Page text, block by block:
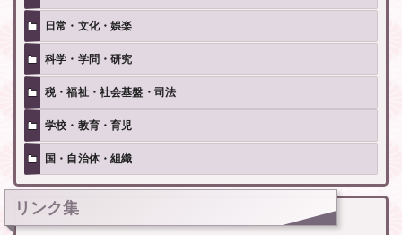
日常・文化・娯楽
科学・学問・研究
税・福祉・社会基盤・司法
学校・教育・育児
国・自治体・組織
リンク集